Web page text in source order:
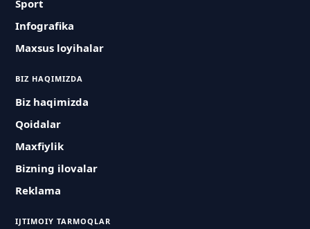
Sport
Infografika
Maxsus loyihalar
BIZ HAQIMIZDA
Biz haqimizda
Qoidalar
Maxfiylik
Bizning ilovalar
Reklama
IJTIMOIY TARMOQLAR